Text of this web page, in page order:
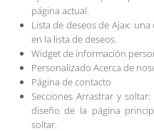
página actual.
Lista de deseos de Ajax:
en la lista de deseos.
Widget de información
Personalizado Acerca de
Página de contacto
Secciones Arrastrar y
diseño de la página
soltar.